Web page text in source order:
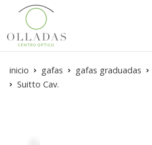
inicio gafas gafas graduadas
Suitto Cav.